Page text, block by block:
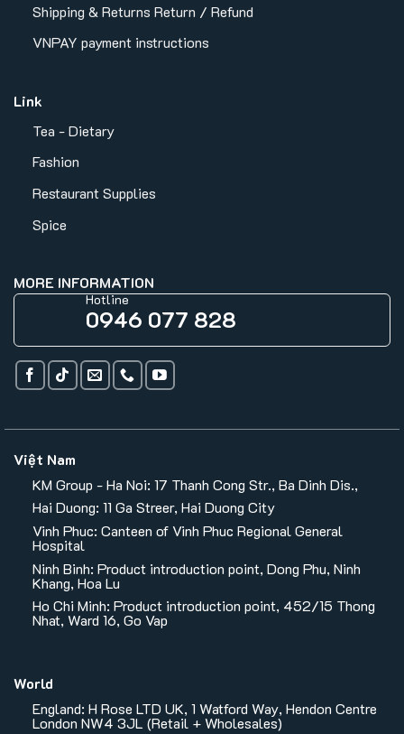
Shipping & Returns Return / Refund
VNPAY payment instructions
Link
Tea - Dietary
Fashion
Restaurant Supplies
Spice
MORE INFORMATION
Hotline
0946 077 828
Việt Nam
KM Group - Ha Noi: 17 Thanh Cong Str., Ba Dinh Dis.,
Hai Duong: 11 Ga Streer, Hai Duong City
Vinh Phuc: Canteen of Vinh Phuc Regional General
Hospital
Ninh Binh: Product introduction point, Dong Phu, Ninh
Khang, Hoa Lu
Ho Chi Minh: Product introduction point, 452/15 Thong
Nhat, Ward 16, Go Vap
World
England: H Rose LTD UK, 1 Watford Way, Hendon Centre
London NW4 3JL (Retail + Wholesales)